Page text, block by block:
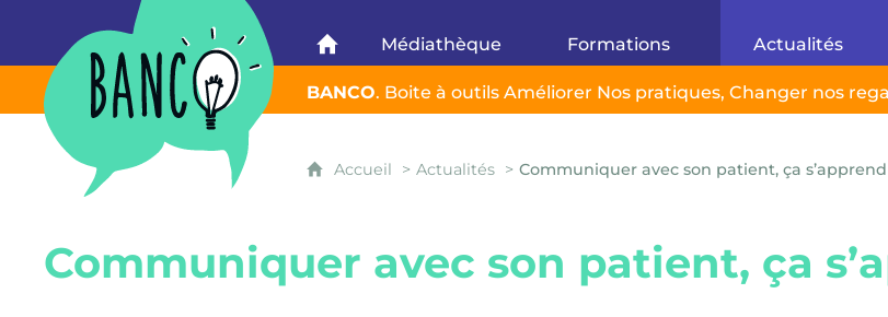
BANCO. Boite à outils Améliorer Nos pratiques,Changer nos
Banco
Médiathèque Formations Actualités
Accueil Actualités Communiquer avec son patient, ça s’apprend
Communiquer avec son patient, ça